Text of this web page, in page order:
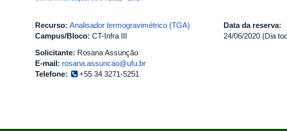
Recurso: Analisador termogravimétrico (TGA)
Campus/Bloco: CT-Infra III
Solicitante: Rosana Assunção
E-mail: rosana.assuncao@ufu.br
Telefone:
+55 34 3271-5251
Data da reserva:
24/06/2020 (Dia